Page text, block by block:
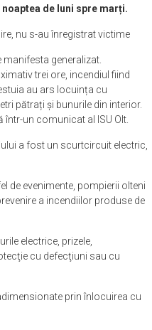
de luni spre marți.
nu s-au înregistrat victime
manifesta generalizat.
trei ore, incendiul fiind
au ars locuința cu
pătrați și bunurile din interior.
într-un comunicat al ISU Olt.
a fost un scurtcircuit electric,
de evenimente, pompierii olteni
a incendiilor produse de
electrice, prizele,
cu defecţiuni sau cu
prin înlocuirea cu